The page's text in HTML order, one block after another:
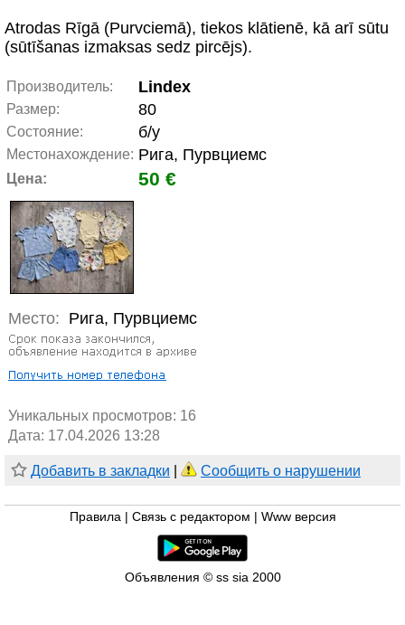
Atrodas Rīgā (Purvciemā), tiekos klātienē, kā arī sūtu
(sūtīšanas izmaksas sedz pircējs).
Производитель: Lindex
Размер: 80
Состояние: б/у
Местонахождение: Рига, Пурвциемс
Цена: 50 €
Место: Рига, Пурвциемс
Уникальных просмотров: 16
Дата: 17.04.2026 13:28
Добавить в закладки Сообщить о нарушении
Правила Связь с редактором Www версия
Объявления © ss sia 2000